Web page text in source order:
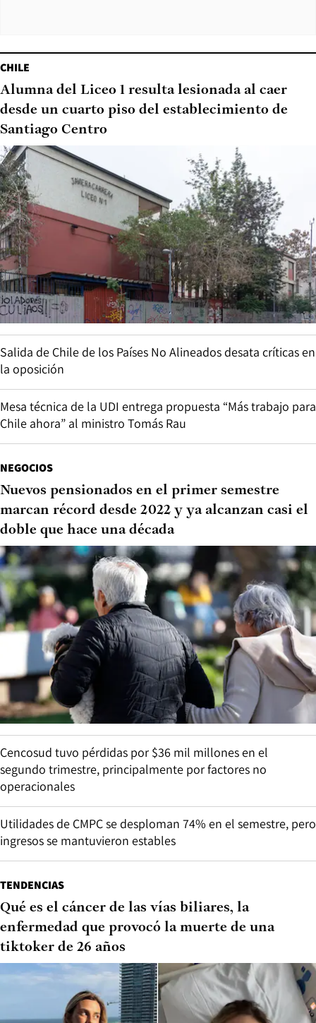
CHILE
Alumna del Liceo 1 resulta lesionada al caer
desde un cuarto piso del establecimiento de
Santiago Centro
Salida de Chile de los Países No Alineados desata críticas en
la oposición
Mesa técnica de la UDI entrega propuesta “Más trabajo para
Chile ahora” al ministro Tomás Rau
NEGOCIOS
Nuevos pensionados en el primer semestre
marcan récord desde 2022 y ya alcanzan casi el
doble que hace una década
Cencosud tuvo pérdidas por $36 mil millones en el
segundo trimestre, principalmente por factores no
operacionales
Utilidades de CMPC se desploman 74% en el semestre, pero
ingresos se mantuvieron estables
TENDENCIAS
Qué es el cáncer de las vías biliares, la
enfermedad que provocó la muerte de una
tiktoker de 26 años